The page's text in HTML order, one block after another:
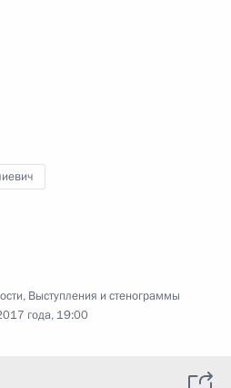
, Выступления и стенограммы
года, 19:00